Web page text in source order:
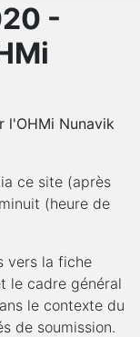
-
l'OHMi Nunavik
ce site (après
(heure de
vers la fiche
le cadre général
le contexte du
de soumission.